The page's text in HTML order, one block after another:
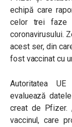
echipă care
celor trei faze
coronavirusului.
acest ser, din
fost vaccinat cu
Autoritatea
evaluează
creat de Pfizer.
vaccinul, care